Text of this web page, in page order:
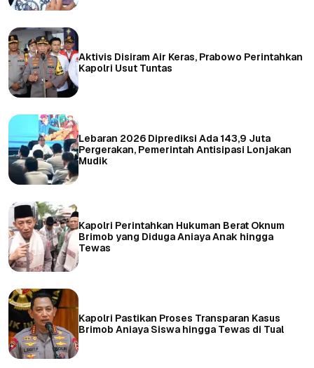
Aktivis Disiram Air Keras, Prabowo Perintahkan
Kapolri Usut Tuntas
Lebaran 2026 Diprediksi Ada 143,9 Juta
Pergerakan, Pemerintah Antisipasi Lonjakan
Mudik
Kapolri Perintahkan Hukuman Berat Oknum
Brimob yang Diduga Aniaya Anak hingga
Tewas
Kapolri Pastikan Proses Transparan Kasus
Brimob Aniaya Siswa hingga Tewas di Tual